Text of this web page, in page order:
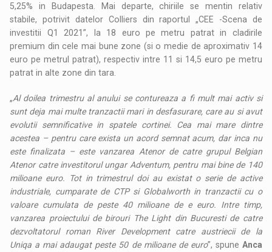
5,25% in Budapesta. Mai departe, chiriile se mentin relativ
stabile, potrivit datelor Colliers din raportul „CEE -Scena de
investitii Q1 2021”, la 18 euro pe metru patrat in cladirile
premium din cele mai bune zone (si o medie de aproximativ 14
euro pe metrul patrat), respectiv intre 11 si 14,5 euro pe metru
patrat in alte zone din tara.
„Al doilea trimestru al anului se contureaza a fi mult mai activ si
sunt deja mai multe tranzactii mari in desfasurare, care au si avut
evolutii semnificative in spatele cortinei. Cea mai mare dintre
acestea – pentru care exista un acord semnat acum, dar inca nu
este finalizata – este vanzarea Atenor de catre grupul Belgian
Atenor catre investitorul ungar Adventum, pentru mai bine de 140
milioane euro. Tot in trimestrul doi au existat o serie de active
industriale, cumparate de CTP si Globalworth in tranzactii cu o
valoare cumulata de peste 40 milioane de e euro. Intre timp,
vanzarea proiectului de birouri The Light din Bucuresti de catre
dezvoltatorul roman River Development catre austriecii de la
Uniqa a mai adaugat peste 50 de milioane de euro”, spune Anca